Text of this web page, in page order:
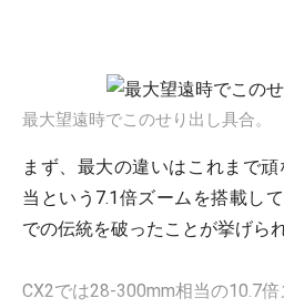
最大望遠時でこのせり出し具合。
まず、最大の違いはこれまで
当という7.1倍ズームを搭載し
での伝統を破ったことが挙げられ
CX2では28-300mm相当の10.7